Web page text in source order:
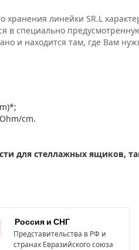
хранения линейки SR.L
в специально
и находится там, где Вам
cm.
для стеллажных ящиков,
Россия и СНГ
Представительства в РФ и
странах Евразийского союза